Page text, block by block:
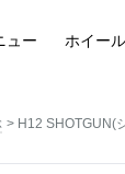
ュー ホイー
H12 SHOTGUN(